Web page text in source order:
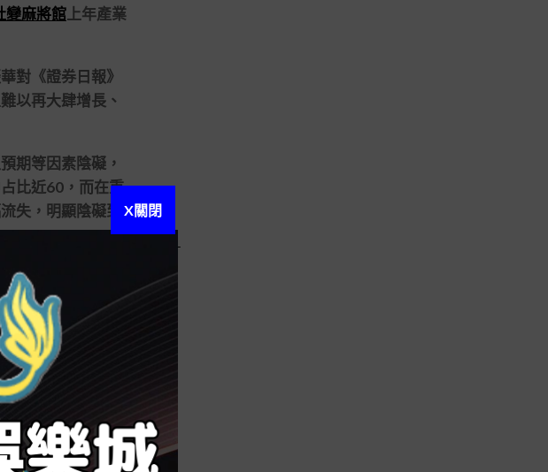
變麻將館 上年產業
對《證券日報》
以再大肆增長、
期等因素陰礙，
比近60，而在重
失，明顯陰礙到
大幅增長了
，財險公司保額
不少財險公司強
。此中，人身險
X關閉